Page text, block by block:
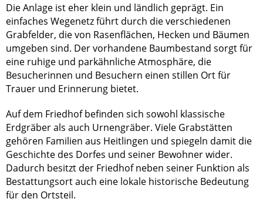
Die Anlage ist eher klein und ländlich geprägt. Ein
einfaches Wegenetz führt durch die verschiedenen
Grabfelder, die von Rasenflächen, Hecken und Bäumen
umgeben sind. Der vorhandene Baumbestand sorgt für
eine ruhige und parkähnliche Atmosphäre, die
Besucherinnen und Besuchern einen stillen Ort für
Trauer und Erinnerung bietet.
Auf dem Friedhof befinden sich sowohl klassische
Erdgräber als auch Urnengräber. Viele Grabstätten
gehören Familien aus Heitlingen und spiegeln damit die
Geschichte des Dorfes und seiner Bewohner wider.
Dadurch besitzt der Friedhof neben seiner Funktion als
Bestattungsort auch eine lokale historische Bedeutung
für den Ortsteil.